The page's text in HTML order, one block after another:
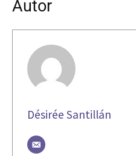
Autor
Désirée Santillán